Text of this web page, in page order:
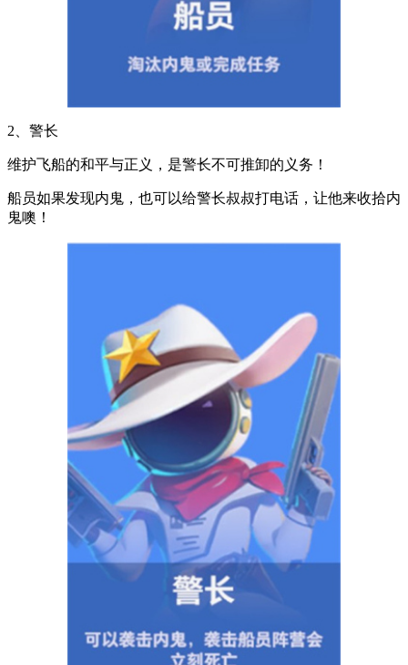
2、警长
维护飞船的和平与正义，是警长不可推卸的义务！
船员如果发现内鬼，也可以给警长叔叔打电话，让他来收拾内
鬼噢！